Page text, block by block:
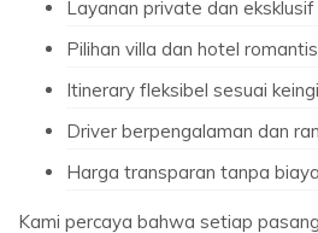
Layanan private dan eksklusif
Pilihan villa dan hotel romantis
Itinerary fleksibel sesuai
Driver berpengalaman dan
Harga transparan tanpa
Kami percaya bahwa setiap